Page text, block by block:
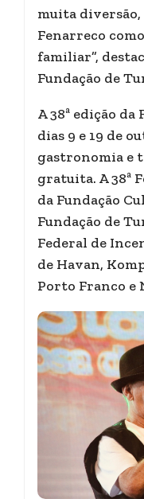
muita
Fenarreco
familiar”,
Fundação de
A 38ª edição
dias 9 e 19 de
gastronomia e
gratuita. A 38ª
da Fundação
Fundação de
Federal de
de Havan,
Porto Franco e